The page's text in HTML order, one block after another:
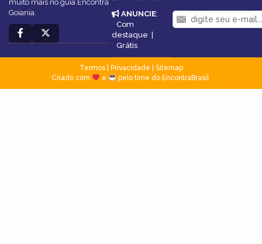
muito mais no guia Encontra
Goiania.
ANUNCIE:
Com
destaque |
Grátis
Termos| Privacidade
Sitemap
Criado com
e pelo time do EncontraBrasil